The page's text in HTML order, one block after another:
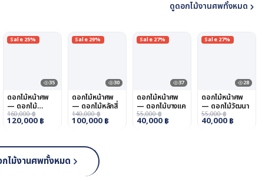
ดูดอกไม้งานศพทั้งหมด
Sale 25%
35
ดอกไม้หน้าศพ
— ดอกไม้
หนองจอก
160,000฿
120,000 ฿
Sale 29%
30
ดอกไม้หน้าศพ
— ดอกไม้หลักสี่
140,000฿
100,000 ฿
Sale 27%
37
ดอกไม้หน้าศพ
— ดอกไม้บางแค
55,000฿
40,000 ฿
Sale 27%
28
ดอกไม้หน้าศพ
— ดอกไม้วัฒนา
55,000฿
40,000 ฿
ไม้งานศพทั้งหมด